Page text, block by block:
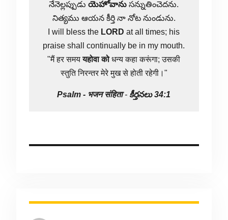
నేనెల్లప్పుడుయెహోవాను సన్నుతించెదను.
నిత్యము ఆయన కీర్తి నా నోట నుండును.
I will bless the LORD at all times; his
praise shall continually be in my mouth.
"मैं हर समययहोवा कोधन्य कहा करूंगा; उसकी
स्तुति निरन्तर मेरे मुख से होती रहेगी।"
Psalm - भजन संहिता- కీర్తనలు 34:1